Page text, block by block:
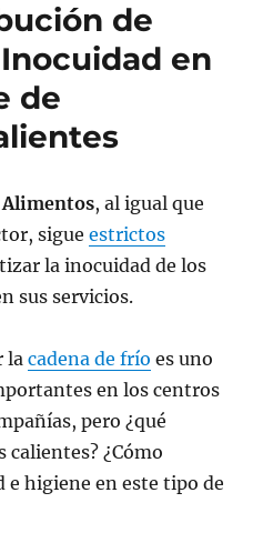
de
en
de
, al igual que
sigueestrictos
la inocuidad de los
sus servicios.
lacadena de frío es uno
en los centros
pero ¿qué
calientes? ¿Cómo
e higiene en este tipo de